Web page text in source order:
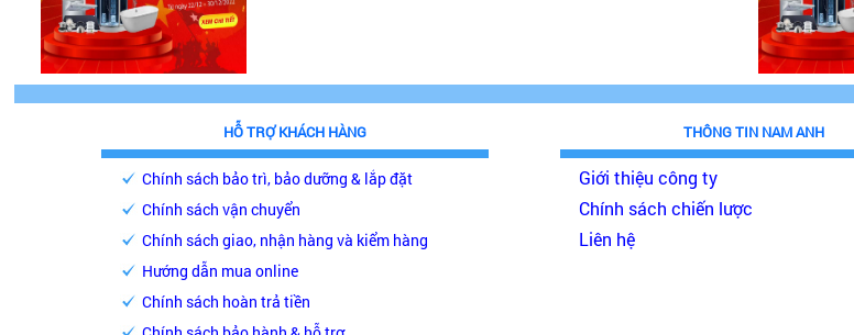
HỖ TRỢ KHÁCH HÀNG
Chính sách bảo trì, bảo dưỡng & lắp đặt
Chính sách vận chuyển
Chính sách giao, nhận hàng và kiểm hàng
Hướng dẫn mua online
Chính sách hoàn trả tiền
THÔNG TIN NAM ANH
Giới thiệu công ty
Chính sách chiến lược
Liên hệ